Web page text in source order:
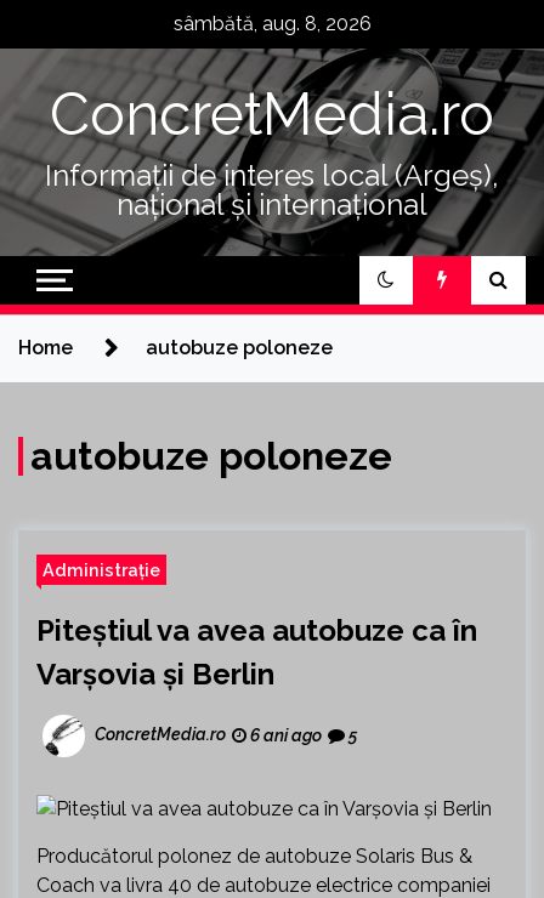
sâmbătă, aug. 8, 2026
ConcretMedia.ro
Informații de interes local (Argeș),
național și internațional
Home autobuze poloneze
autobuze poloneze
Administrație
Piteștiul va avea autobuze ca în
Varșovia și Berlin
ConcretMedia.ro 6 ani ago 5
Producătorul polonez de autobuze Solaris Bus &
Coach va livra 40 de autobuze electrice companiei